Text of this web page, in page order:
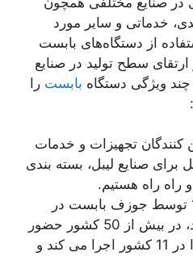
خدماتی و سایر مورد
از دستگاه‌های بابست
سطح تولید در صنایع
ویژگی دستگاه بابست را
کنندگان تجهیزات و خدمات
برای صنایع لیبل، بسته بندی
راه راه هستیم.
که در سال 1890 توسط جوزف بابست در
لوزان سوئیس تأسیس شد، در بیش از 50 کشور حضور
دارد، 19 کارخانه تولیدی را در 11 کشور اجرا می کند و